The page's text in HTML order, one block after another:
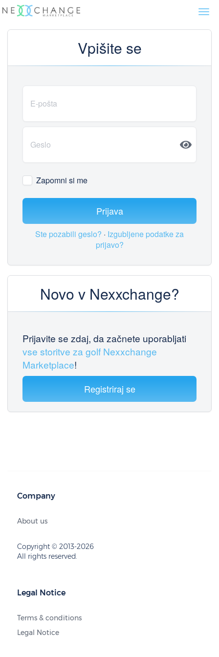
Vpišite se
Zapomni si me
Prijava
Ste pozabili geslo? · Izgubljene podatke za
prijavo?
Novo v Nexxchange?
Prijavite se zdaj, da začnete uporabljati
vse storitve za golf Nexxchange
Marketplace!
Registriraj se
Company
About us
Copyright © 2013-2026
All rights reserved.
Legal Notice
Terms & conditions
Legal Notice